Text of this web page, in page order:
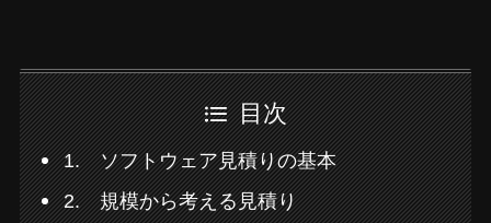
目次
1. ソフトウェア見積りの基本
2. 規模から考える見積り